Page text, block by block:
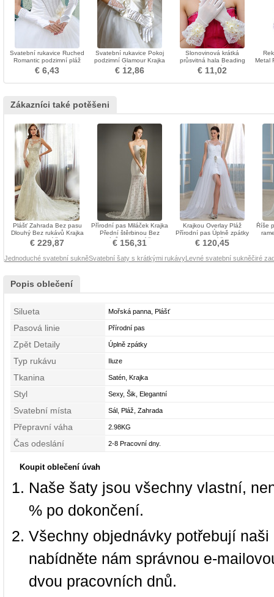
Svatební rukavice Ruched
Romantic podzimní pláž
Taffeta
€ 6,43
Svatební rukavice Pokoj
podzimní Glamour Krajka
Materiál Bow Tie
€ 12,86
Slonovinová krátká
průsvitná hala Beading
Finger svatební rukavice
€ 11,02
Metal
Zákazníci také potěšeni
Plášť Zahrada Bez pasu
Dlouhý Bez rukávů Krajka
Svatební šaty
€ 229,87
Přírodní pas Miláček Krajka
Přední štěrbinou Bez
rukávů Svatební šaty
€ 156,31
Krajkou Overlay Pláž
Přírodní pas Úplně zpátky
Svatební šaty
€ 120,45
Říše
Jednoduché svatební sukněSvatební šaty s krátkými rukávyLevné svatební sukněčiré
Popis oblečení
Silueta Mořská panna, Plášť
Pasová linie Přírodní pas
Zpět Detaily Úplně zpátky
Typ rukávu Iluze
Tkanina Satén, Krajka
Styl Sexy, Šik, Elegantní
Svatební místa Sál, Pláž, Zahrada
Přepravní váha 2.98KG
Čas odeslání 2-8 Pracovní dny.
Koupit oblečení úvah
Naše šaty jsou všechny vlastní,
% po dokončení.
Všechny objednávky potřebují
nabídněte nám správnou e-
dvou pracovních dnů.